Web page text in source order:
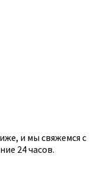
и мы свяжемся с
24 часов.